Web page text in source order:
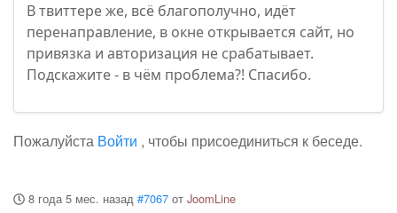
В твиттере же, всё благополучно, идёт
перенаправление, в окне открывается сайт, но
привязка и авторизация не срабатывает.
Подскажите - в чём проблема?! Спасибо.
Пожалуйста Войти , чтобы присоединиться к беседе.
8 года 5 мес. назад #7067 от JoomLine